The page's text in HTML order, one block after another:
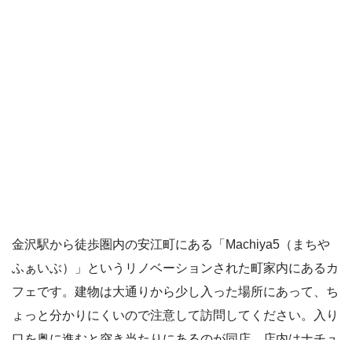
金沢駅から徒歩圏内の安江町にある「Machiya5（まちや
ふぁいぶ）」というリノベーションされた町家内にあるカ
フェです。建物は大通りから少し入った場所にあって、ち
ょっと分かりにくいので注意して訪問してください。入り